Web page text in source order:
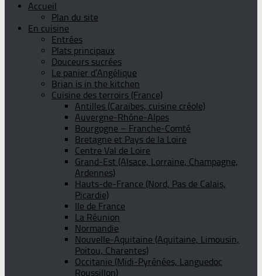
Accueil
Plan du site
En cuisine
Entrées
Plats principaux
Douceurs sucrées
Le panier d’Angélique
Brian is in the kitchen
Cuisine des terroirs (France)
Antilles (Caraïbes, cuisine créole)
Auvergne-Rhône-Alpes
Bourgogne – Franche-Comté
Bretagne et Pays de la Loire
Centre Val de Loire
Grand-Est (Alsace, Lorraine, Champagne,
Ardennes)
Hauts-de-France (Nord, Pas de Calais,
Picardie)
Ile de France
La Réunion
Normandie
Nouvelle-Aquitaine (Aquitaine, Limousin,
Poitou, Charentes)
Occitanie (Midi-Pyrénées, Languedoc
Roussillon)